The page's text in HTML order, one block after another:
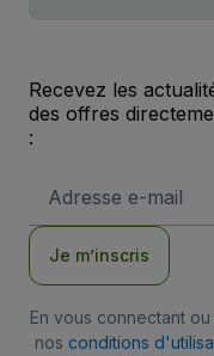
Recevez les
des offres
:
e-
Je m’inscris
En vous connectant
nos conditions